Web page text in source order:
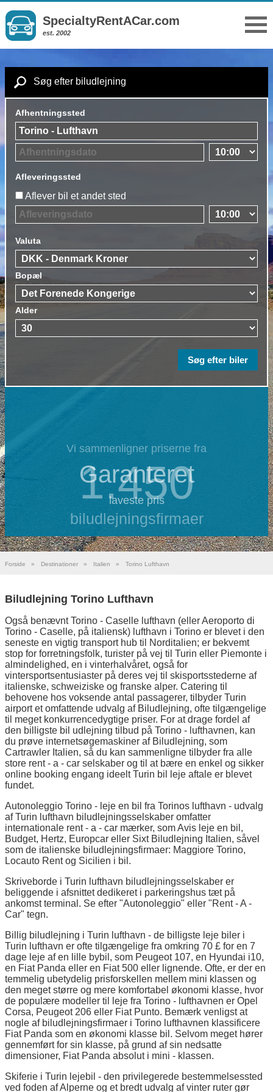
SpecialtyRentACar.com
est. 2002
Søg efter biludlejning
Afhentningssted
Afleveringssted
Aflever bil et andet sted
Valuta
Bopæl
Alder
Vi sammenligner priserne fra
1.450
biludlejningsfirmaer
Garanteret
laveste pris
Forside » Destinationer » Italien » Torino Lufthavn
Biludlejning Torino Lufthavn
Også benævnt Torino - Caselle lufthavn (eller Aeroporto di
Torino - Caselle, på italiensk) lufthavn i Torino er blevet i den
seneste en vigtig transport hub til Norditalien; er bekvemt
stop for forretningsfolk, turister på vej til Turin eller Piemonte i
almindelighed, en i vinterhalvåret, også for
vintersportsentusiaster på deres vej til skisportsstederne af
italienske, schweiziske og franske alper. Catering til
behovene hos voksende antal passagerer, tilbyder Turin
airport et omfattende udvalg af Biludlejning, ofte tilgængelige
til meget konkurrencedygtige priser. For at drage fordel af
den billigste bil udlejning tilbud på Torino - lufthavnen, kan
du prøve internetsøgemaskiner af Biludlejning, som
Cartrawler Italien, så du kan sammenligne tilbyder fra alle
store rent - a - car selskaber og til at bære en enkel og sikker
online booking engang ideelt Turin bil leje aftale er blevet
fundet.
Autonoleggio Torino - leje en bil fra Torinos lufthavn - udvalg
af Turin lufthavn biludlejningsselskaber omfatter
internationale rent - a - car mærker, som Avis leje en bil,
Budget, Hertz, Europcar eller Sixt Biludlejning Italien, såvel
som de italienske biludlejningsfirmaer: Maggiore Torino,
Locauto Rent og Sicilien i bil.
Skriveborde i Turin lufthavn biludlejningsselskaber er
beliggende i afsnittet dedikeret i parkeringshus tæt på
ankomst terminal. Se efter "Autonoleggio" eller "Rent - A -
Car" tegn.
Billig biludlejning i Turin lufthavn - de billigste leje biler i
Turin lufthavn er ofte tilgængelige fra omkring 70 £ for en 7
dage leje af en lille bybil, som Peugeot 107, en Hyundai i10,
en Fiat Panda eller en Fiat 500 eller lignende. Ofte, er der en
temmelig ubetydelig prisforskellen mellem mini klassen og
den meget større og mere komfortabel økonomi klasse, hvor
de populære modeller til leje fra Torino - lufthavnen er Opel
Corsa, Peugeot 206 eller Fiat Punto. Bemærk venligst at
nogle af biludlejningsfirmaer i Torino lufthavnen klassificere
Fiat Panda som en økonomi klasse bil. Selvom meget hører
gennemført for sin klasse, på grund af sin nedsatte
dimensioner, Fiat Panda absolut i mini - klassen.
Skiferie i Turin lejebil - den privilegerede bestemmelsessted
ved foden af Alperne og et bredt udvalg af vinter ruter gør